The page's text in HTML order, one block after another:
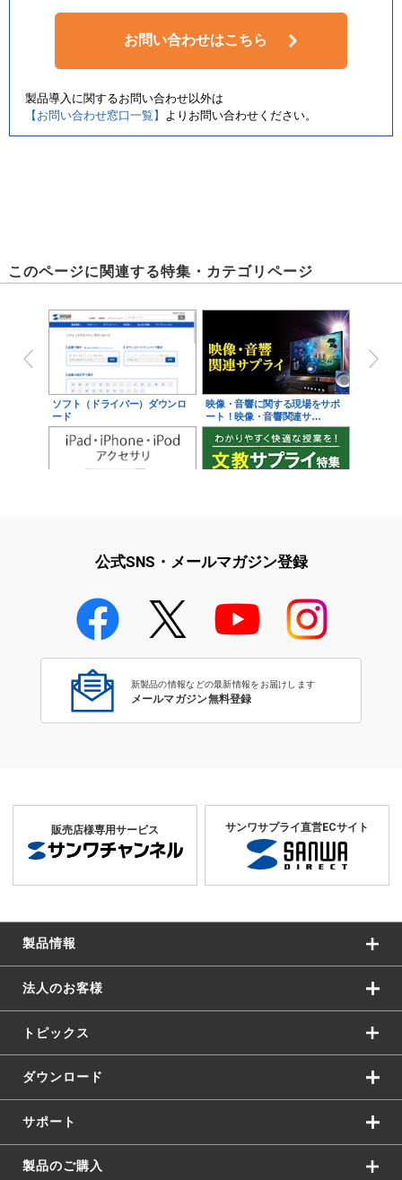
お問い合わせはこちら
製品導入に関するお問い合わせ以外は
【お問い合わせ窓口一覧】 よりお問い合わせください。
このページに関連する特集・カテゴリページ
ソフト（ドライバー）ダウンロ
ード
映像・音響に関する現場をサポ
ート！映像・音響関連サ…
学校教育のICT環境整備特集
公式SNS・メールマガジン登録
新製品の情報などの最新情報をお届けします
メールマガジン無料登録
販売店様専用サービス サンワサプライ直営ECサイト
製品情報
法人のお客様
トピックス
ダウンロード
サポート
製品のご購入